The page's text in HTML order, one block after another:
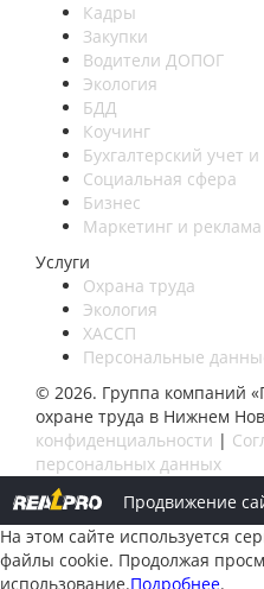
Кадры
Закупки
Водители ДОПОГ
Экология
БДД
Коучинг
Бухгалтерский учет
Социальная сфера
Бизнес
Маркетинг и реклама
Услуги
Охрана труда
Экология
ХАССП
Персональные
© 2026. Группа компаний
охране труда в Нижнем
конфиденциальности |
персональных данных
Продвижение
На этом сайте используется
файлы cookie. Продолжая
использование.Подробнее.